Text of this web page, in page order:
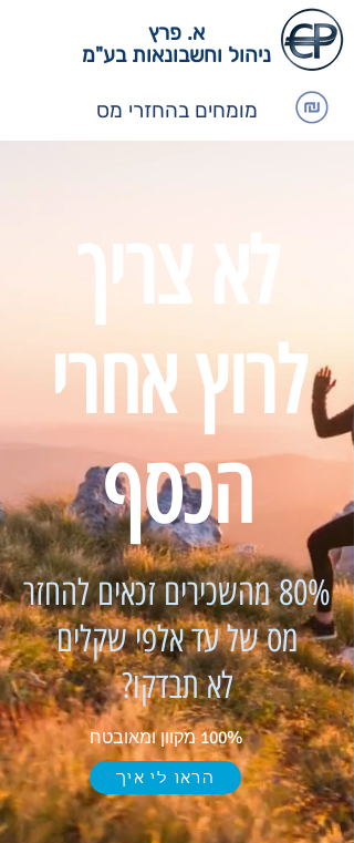
א. פרץ
ניהול וחשבונאות בע"מ
מומחים בהחזרי מס
לא צריך
לרוץ אחרי
הכסף
80% מהשכירים זכאים להחזר
מס של עד אלפי שקלים
לא תבדקו?
100% מקוון ומאובטח
הראו לי איך